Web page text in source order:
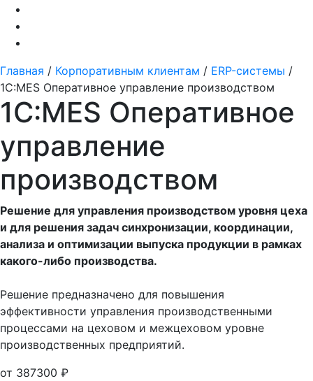
Главная / Корпоративным клиентам / ERP-системы /
1С:MES Оперативное управление производством
1С:MES Оперативное
управление
производством
Решение для управления производством уровня цеха
и для решения задач синхронизации, координации,
анализа и оптимизации выпуска продукции в рамках
какого-либо производства.
Решение предназначено для повышения
эффективности управления производственными
процессами на цеховом и межцеховом уровне
производственных предприятий.
от 387300 ₽